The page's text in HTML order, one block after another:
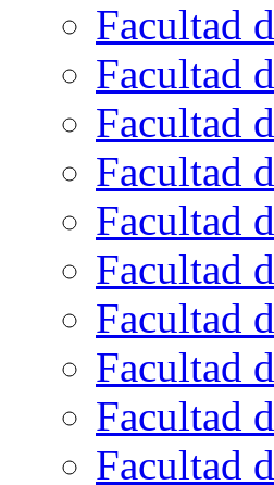
Facultad
Facultad
Facultad
Facultad
Facultad
Facultad
Facultad
Facultad
Facultad
Facultad